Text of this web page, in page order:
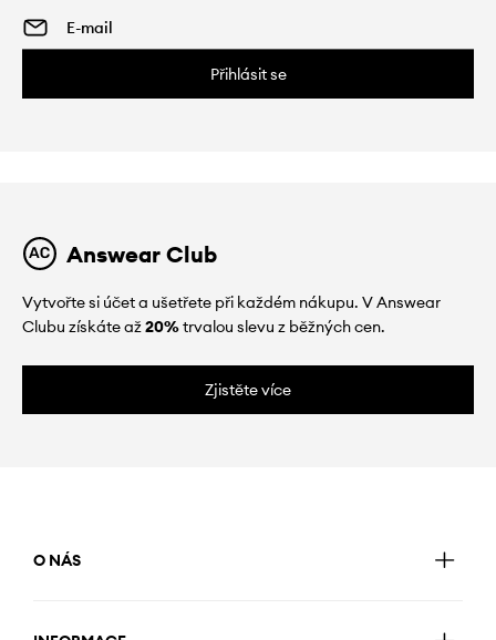
Přihlásit se
Answear Club
Vytvořte si účet a ušetřete při každém nákupu. V Answear
Clubu získáte až20%trvalou slevu z běžných cen.
Zjistěte více
O NÁS